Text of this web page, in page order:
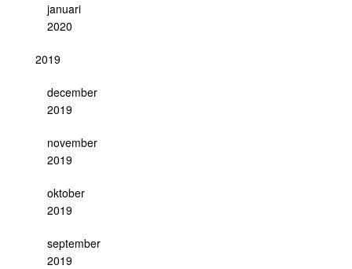
januari
2020
2019
december
2019
november
2019
oktober
2019
september
2019